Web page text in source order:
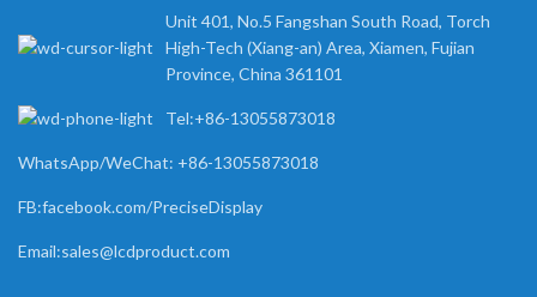
Unit 401, No.5 Fangshan South Road, Torch
High-Tech (Xiang-an) Area, Xiamen, Fujian
Province, China 361101
Tel:+86-13055873018
WhatsApp/WeChat: +86-13055873018
FB:facebook.com/PreciseDisplay
Email:sales@lcdproduct.com